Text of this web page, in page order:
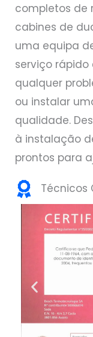
completos de
cabines de
uma equipa
serviço
qualquer
ou instalar
qualidade.
à instalação
prontos para
Técnicos